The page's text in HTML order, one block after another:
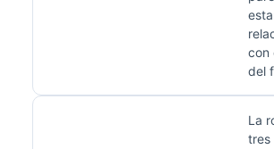
con
del
La
tres